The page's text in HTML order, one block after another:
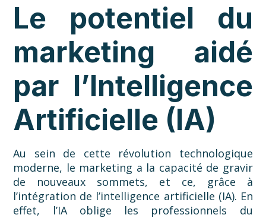
Le potentiel du
marketing aidé
par l’Intelligence
Artificielle (IA)
Au sein de cette révolution technologique
moderne, le marketing a la capacité de gravir
de nouveaux sommets, et ce, grâce à
l’intégration de l’intelligence artificielle (IA). En
effet, l’IA oblige les professionnels du